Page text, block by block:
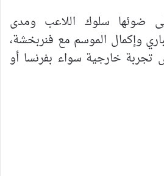
ضوئها سلوك اللاعب ومدى
وإكمال الموسم مع فنربخشة،
خارجية سواء بفرنسا أو